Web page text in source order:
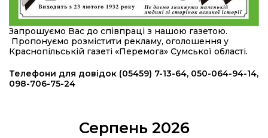
20:36
22 лип
Нова кав’ярня в Сумах: як родина військового
з Краснопілля відкрила «Лев каву» за грантові
кошти (ВІДЕО)
14:37
21 лип
Захищав кордон до останнього подиху:
пам’яті полеглого прикордонника Олександра
Від штанги до «крил»: як спорт і характер
колишнього паверліфтера гартують перемогу
Запрошуємо Вас до співпраці з нашою газетою.
Пропонуємо розмістити рекламу, оголошення у
Краснопільській газеті «Перемога» Сумської області.
Телефони для довідок (05459) 7-13-64, 050-064-94-14,
098-706-75-24
Серпень 2026